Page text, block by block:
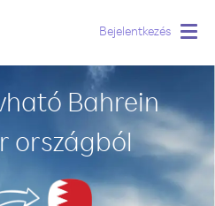
Bejelentkezés
Bahrein
országból